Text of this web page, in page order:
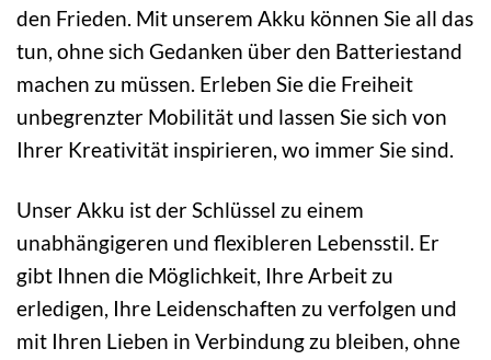
den Frieden. Mit unserem Akku können Sie all das
tun, ohne sich Gedanken über den Batteriestand
machen zu müssen. Erleben Sie die Freiheit
unbegrenzter Mobilität und lassen Sie sich von
Ihrer Kreativität inspirieren, wo immer Sie sind.
Unser Akku ist der Schlüssel zu einem
unabhängigeren und flexibleren Lebensstil. Er
gibt Ihnen die Möglichkeit, Ihre Arbeit zu
erledigen, Ihre Leidenschaften zu verfolgen und
mit Ihren Lieben in Verbindung zu bleiben, ohne